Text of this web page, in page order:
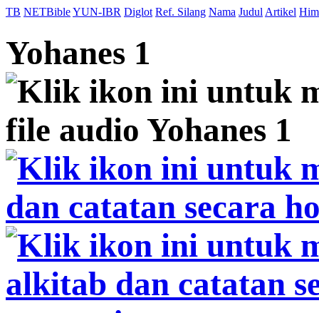
TB NETBibleYUN-IBR Diglot Ref. Silang Nama Judul Artikel
Yohanes 1